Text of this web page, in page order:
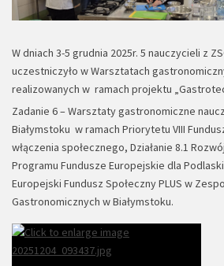
W dniach 3-5 grudnia 2025r. 5 nauczycieli z
uczestniczyło w Warsztatach
realizowanych w ramach projektu
Zadanie 6 – Warsztaty gastronomiczne
Białymstoku w ramach Priorytetu VIII
włączenia społecznego, Działanie 8.1
Programu Fundusze Europejskie dla
Europejski Fundusz Społeczny PLUS w
Gastronomicznych w Białymstoku.